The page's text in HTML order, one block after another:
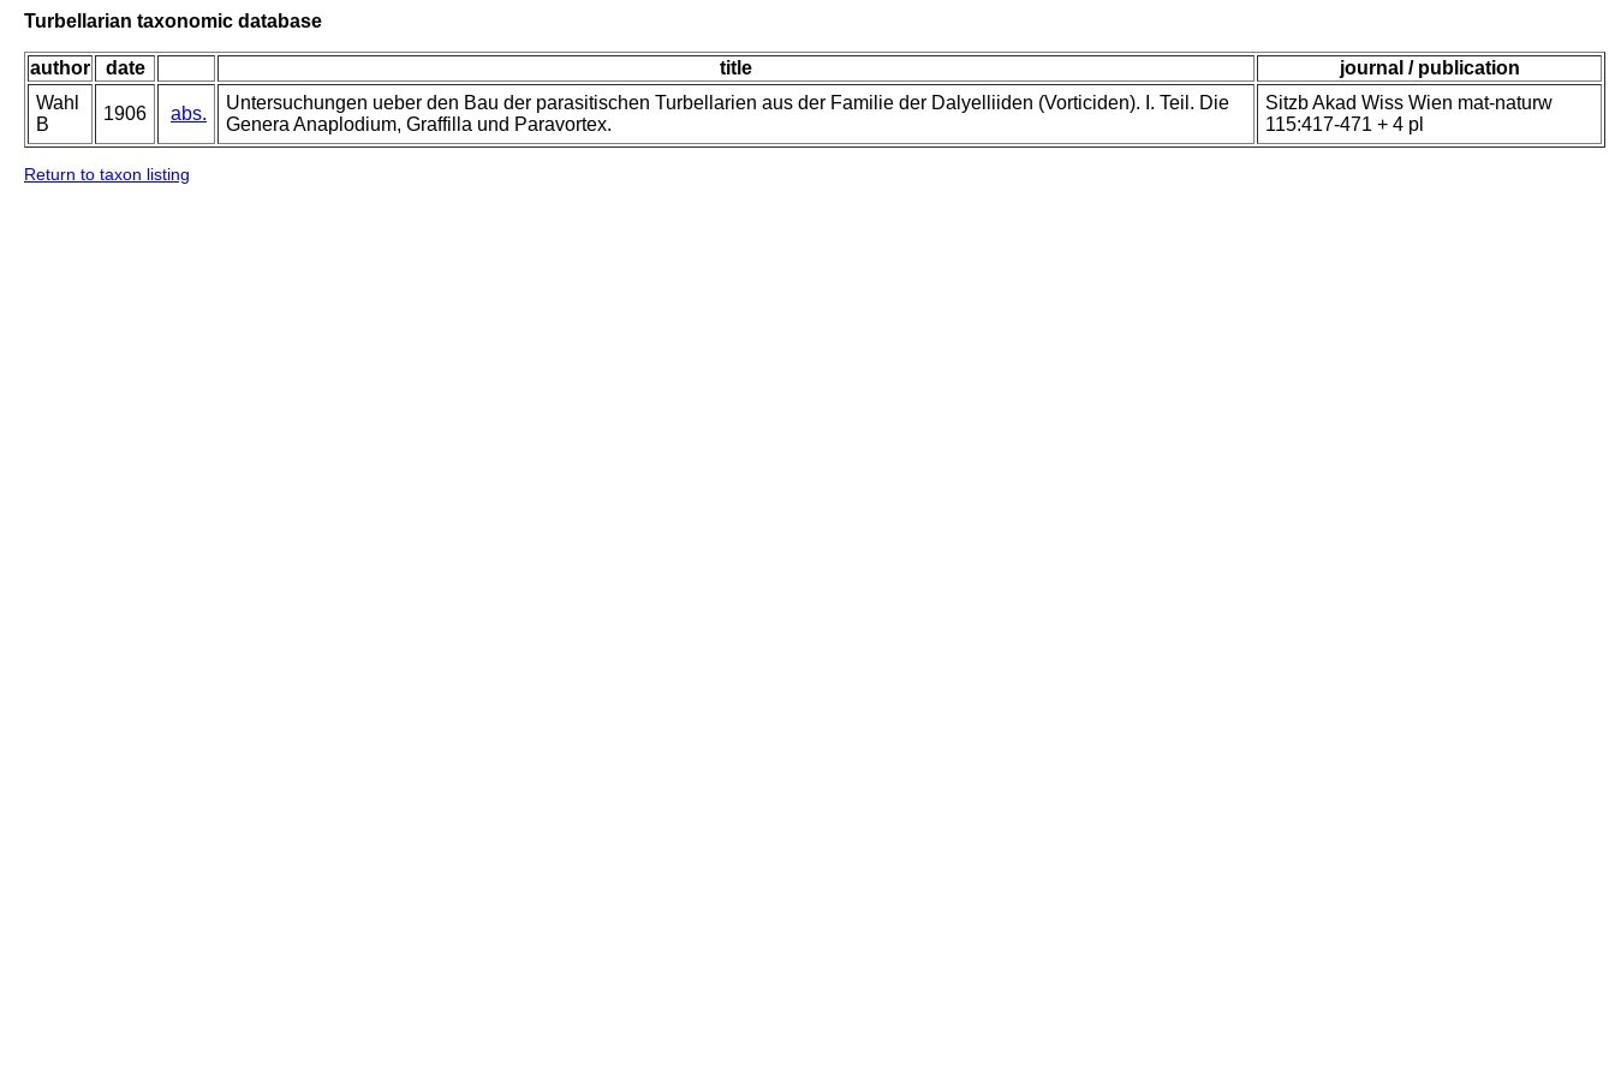
Turbellarian taxonomic database
author date title
journal / publication
Wahl
B
1906 abs.
Untersuchungen ueber den Bau der parasitischen Turbellarien aus der Familie der Dalyelliiden (Vorticiden). I. Teil. Die
Genera Anaplodium, Graffilla und Paravortex.
Sitzb Akad Wiss Wien mat-naturw
115:417-471 + 4 pl
Return to taxon listing